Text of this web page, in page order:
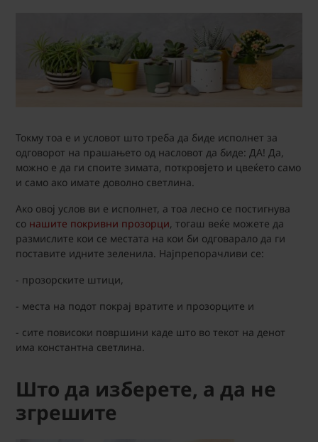
Токму тоа е и условот што треба да биде исполнет за
одговорот на прашањето од насловот да биде: ДА! Да,
можно е да ги споите зимата, поткровјето и цвеќето само
и само ако имате доволно светлина.
Ако овој услов ви е исполнет, а тоа лесно се постигнува
со нашите покривни прозорци, тогаш веќе можете да
размислите кои се местата на кои би одговарало да ги
поставите идните зеленила. Најпрепорачливи се:
- прозорските штици,
- места на подот покрај вратите и прозорците и
- сите повисоки површини каде што во текот на денот
има константна светлина.
Што да изберете, а да не
згрешите